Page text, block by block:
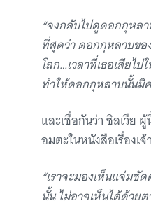
“จงกลับไปดูดอกกุหลา
ที่สุดว่า ดอกกุหลาบขอ
โลก…เวลาที่เธอเสียไ
ทำให้ดอกกุหลาบนั้นมี
และเชื่อกันว่า ซิลเวีย ผู้
อมตะในหนังสือเรื่องเ
“เราจะมองเห็นแจ่ม
นั้น ไม่อาจเห็นได้ด้วยต